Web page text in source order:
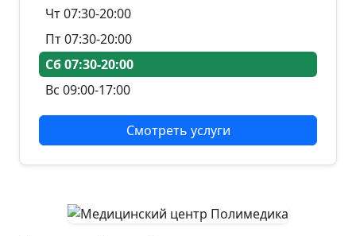
Чт 07:30-20:00
Пт 07:30-20:00
Сб 07:30-20:00
Вс 09:00-17:00
Смотреть услуги